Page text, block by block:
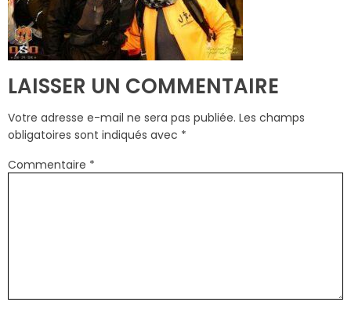
LAISSER UN COMMENTAIRE
Votre adresse e-mail ne sera pas publiée. Les champs
obligatoires sont indiqués avec *
Commentaire *